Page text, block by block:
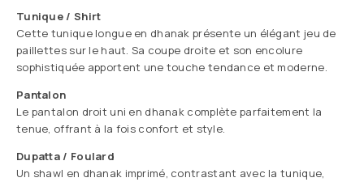
Tunique / Shirt
Cette tunique longue en dhanak présente un élégant jeu de
paillettes sur le haut. Sa coupe droite et son encolure
sophistiquée apportent une touche tendance et moderne.
Pantalon
Le pantalon droit uni en dhanak complète parfaitement la
tenue, offrant à la fois confort et style.
Dupatta / Foulard
Un shawl en dhanak imprimé, contrastant avec la tunique,